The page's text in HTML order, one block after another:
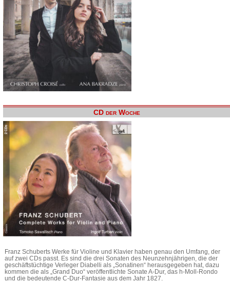
CD der Woche
Franz Schuberts Werke für Violine und Klavier haben genau den Umfang, der
auf zwei CDs passt. Es sind die drei Sonaten des Neunzehnjährigen, die der
geschäftstüchtige Verleger Diabelli als „Sonatinen“ herausgegeben hat, dazu
kommen die als „Grand Duo“ veröffentlichte Sonate A-Dur, das h-Moll-Rondo
und die bedeutende C-Dur-Fantasie aus dem Jahr 1827.